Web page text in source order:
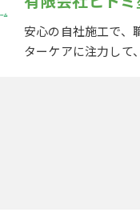
安心の自社施工で、
ターケアに注力して